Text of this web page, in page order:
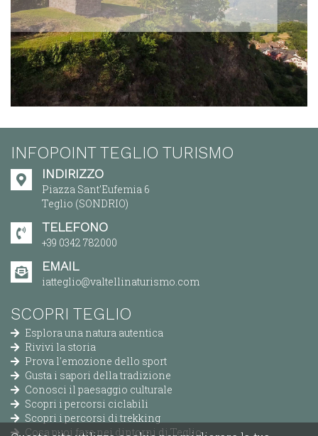
INFOPOINT TEGLIO TURISMO
INDIRIZZO
Piazza Sant'Eufemia 6
Teglio (SONDRIO)
TELEFONO
+39 0342 782000
EMAIL
iatteglio@valtellinaturismo.com
SCOPRI TEGLIO
Esplora una natura autentica
Rivivi la storia
Prova l'emozione dello sport
Gusta i sapori della tradizione
Conosci il paesaggio culturale
Scopri i percorsi ciclabili
Scopri i percorsi di trekking
Cosa puoi fare nei dintorni di Teglio